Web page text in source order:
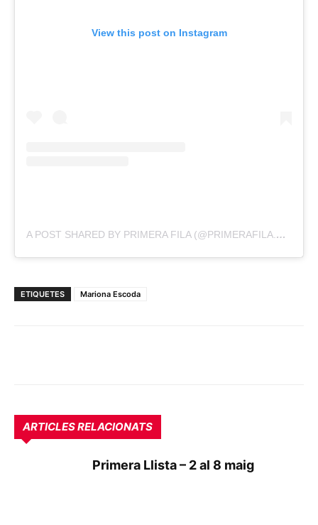
View this post on Instagram
A POST SHARED BY PRIMERA FILA (@PRIMERAFILA.CAT)
ETIQUETES Mariona Escoda
ARTICLES RELACIONATS
Primera Llista – 2 al 8 maig